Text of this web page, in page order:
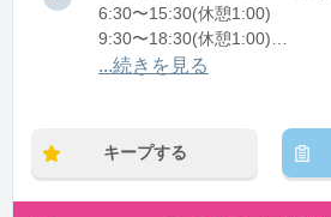
6:30〜15:30(休憩1:00)
9:30〜18:30(休憩1:00)
11:30〜20:30(休憩1:00)
...続きを見る
キープする